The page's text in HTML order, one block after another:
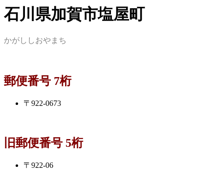
石川県加賀市塩屋町
かがししおやまち
郵便番号 7桁
〒922-0673
旧郵便番号 5桁
〒922-06